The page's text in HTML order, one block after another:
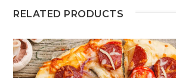
RELATED PRODUCTS